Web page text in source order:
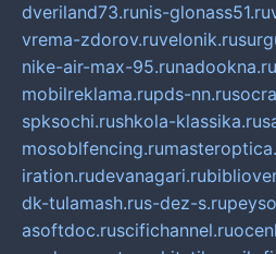
dveriland73.runis-glonass51.ru
vrema-zdorov.ruvelonik.ru
nike-air-max-95.runadookna.ru
mobilreklama.rupds-nn.ru
spksochi.rushkola-klassika.ru
mosoblfencing.ru
iration.rudevanagari.ru
dk-tulamash.rus-dez-s.ru
asoftdoc.ruscifichannel.ru